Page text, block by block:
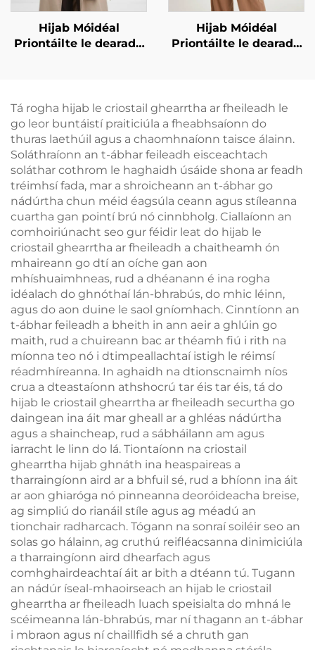
Hijab Móidéal
Priontáilte le dearadh
Hijab Móidéal
Priontáilte le dearadh
Tá rogha hijab le criostail ghearrtha ar fheileadh le
go leor buntáistí praiticiúla a fheabhsaíonn do
thuras laethúil agus a chaomhnaíonn taisce álainn.
Soláthraíonn an t-ábhar feileadh eisceachtach
soláthar cothrom le haghaidh úsáide shona ar feadh
tréimhsí fada, mar a shroicheann an t-ábhar go
nádúrtha chun méid éagsúla ceann agus stíleanna
cuartha gan pointí brú nó cinnbholg. Ciallaíonn an
comhoiriúnacht seo gur féidir leat do hijab le
criostail ghearrtha ar fheileadh a chaitheamh ón
mhaireann go dtí an oíche gan aon
mhíshuaimhneas, rud a dhéanann é ina rogha
idéalach do ghnóthaí lán-bhrabús, do mhic léinn,
agus do aon duine le saol gníomhach. Cinntíonn an
t-ábhar feileadh a bheith in ann aeir a ghlúin go
maith, rud a chuireann bac ar théamh fiú i rith na
míonna teo nó i dtimpeallachtaí istigh le réimsí
réadmhíreanna. In aghaidh na dtionscnaimh níos
crua a dteastaíonn athshocrú tar éis tar éis, tá do
hijab le criostail ghearrtha ar fheileadh securtha go
daingean ina áit mar gheall ar a ghléas nádúrtha
agus a shaincheap, rud a sábháilann am agus
iarracht le linn do lá. Tiontaíonn na criostail
ghearrtha hijab ghnáth ina heaspaireas a
tharraingíonn aird ar a bhfuil sé, rud a bhíonn ina áit
ar aon ghiaróga nó pinneanna deoróideacha breise,
ag simpliú do rianáil stíle agus ag méadú an
tionchair radharcach. Tógann na sonraí soiléir seo an
solas go hálainn, ag cruthú reifléacsanna dinimiciúla
a tharraingíonn aird dhearfach agus
comhghairdeachtaí áit ar bith a dtéann tú. Tugann
an nádúr íseal-mhaoirseach an hijab le criostail
ghearrtha ar fheileadh luach speisialta do mhná le
scéimeanna lán-bhrabús, mar ní thagann an t-ábhar
i mbraon agus ní chaillfidh sé a chruth gan